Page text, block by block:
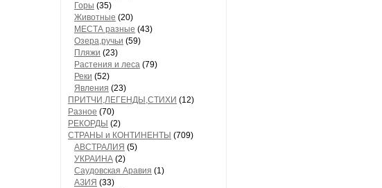
Горы (35)
Животные (20)
МЕСТА разные (43)
Озера,ручьи (59)
Пляжи (23)
Растения и леса (79)
Реки (52)
Явления (23)
ПРИТЧИ,ЛЕГЕНДЫ,СТИХИ (12)
Разное (70)
РЕКОРДЫ (2)
СТРАНЫ и КОНТИНЕНТЫ (709)
АВСТРАЛИЯ (5)
УКРАИНА (2)
Саудовская Аравия (1)
АЗИЯ (33)